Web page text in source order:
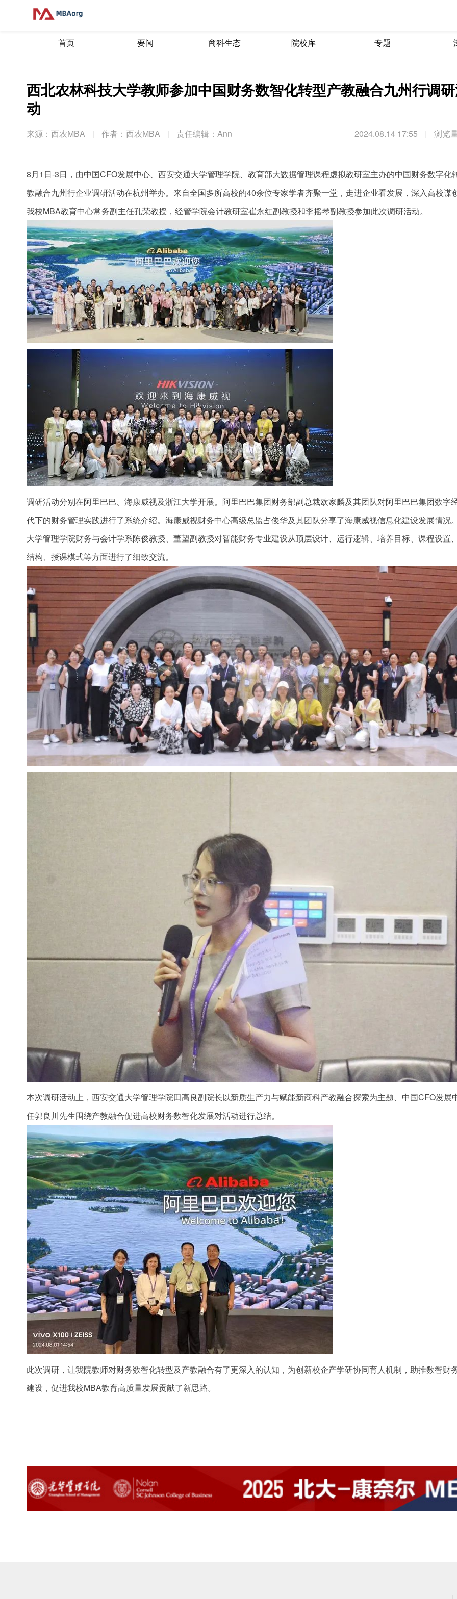
首页 要闻 商科生态 院校库 专题
西北农林科技大学教师参加中国财务数智化转型产教融合九州行调
动
来源：西农MBA 作者：西农MBA 责任编辑：Ann 2024.08.14 17:55 浏览
8月1日-3日，由中国CFO发展中心、西安交通大学管理学院、教育部大数据管理课程虚拟教研室主办的中国财务数字化
教融合九州行企业调研活动在杭州举办。来自全国多所高校的40余位专家学者齐聚一堂，走进企业看发展，深入高校谋
我校MBA教育中心常务副主任孔荣教授，经管学院会计教研室崔永红副教授和李摇琴副教授参加此次调研活动。
调研活动分别在阿里巴巴、海康威视及浙江大学开展。阿里巴巴集团财务部副总裁欧家麟及其团队对阿里巴巴集团数字
代下的财务管理实践进行了系统介绍。海康威视财务中心高级总监占俊华及其团队分享了海康威视信息化建设发展情况
大学管理学院财务与会计学系陈俊教授、董望副教授对智能财务专业建设从顶层设计、运行逻辑、培养目标、课程设置
结构、授课模式等方面进行了细致交流。
本次调研活动上，西安交通大学管理学院田高良副院长以新质生产力与赋能新商科产教融合探索为主题、中国CFO发展
任郭良川先生围绕产教融合促进高校财务数智化发展对活动进行总结。
此次调研，让我院教师对财务数智化转型及产教融合有了更深入的认知，为创新校企产学研协同育人机制，助推数智财
建设，促进我校MBA教育高质量发展贡献了新思路。